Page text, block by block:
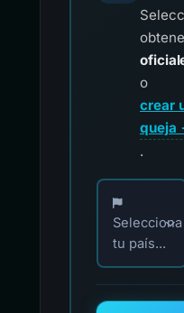
o
crear
queja
.
Elija su país
Selecciona
tu país...